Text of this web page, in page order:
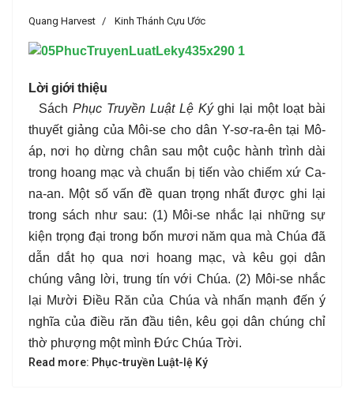
Quang Harvest Kinh Thánh Cựu Ước
Lời giới thiệu
Sách Phục Truyền Luật Lệ Kýghi lại một loạt bài
thuyết giảng của Môi-se cho dân Y-sơ-ra-ên tại Mô-
áp, nơi họ dừng chân sau một cuộc hành trình dài
trong hoang mạc và chuẩn bị tiến vào chiếm xứ Ca-
na-an. Một số vấn đề quan trọng nhất được ghi lại
trong sách như sau: (1) Môi-se nhắc lại những sự
kiện trọng đại trong bốn mươi năm qua mà Chúa đã
dẫn dắt họ qua nơi hoang mạc, và kêu gọi dân
chúng vâng lời, trung tín với Chúa. (2) Môi-se nhắc
lại Mười Điều Răn của Chúa và nhấn mạnh đến ý
nghĩa của điều răn đầu tiên, kêu gọi dân chúng chỉ
thờ phượng một mình Đức Chúa Trời.
Read more: Phục-truyền Luật-lệ Ký